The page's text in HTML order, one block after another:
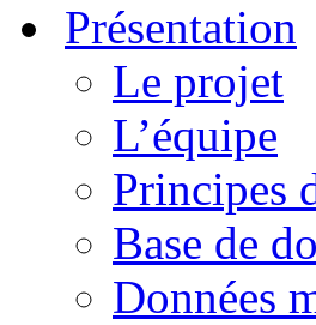
Présentation
Le projet
L’équipe
Principes
Base de
Données